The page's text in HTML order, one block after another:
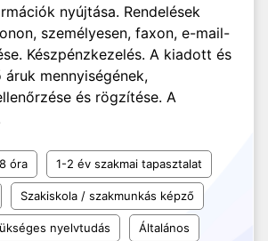
nyújtása. Rendelések
személyesen, faxon, e-mail-
Készpénzkezelés. A kiadott és
mennyiségének,
és rögzítése. A
óra 1-2 év szakmai tapasztalat
Szakiskola / szakmunkás képző
nyelvtudás Általános